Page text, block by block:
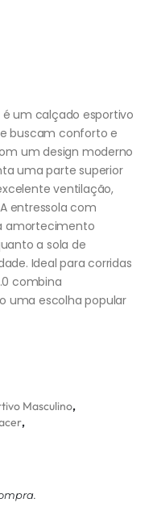
é um calçado esportivo
buscam conforto e
um design moderno
uma parte superior
ventilação,
entressola com
amortecimento
a sola de
Ideal para corridas
combina
uma escolha popular
Masculino,
,